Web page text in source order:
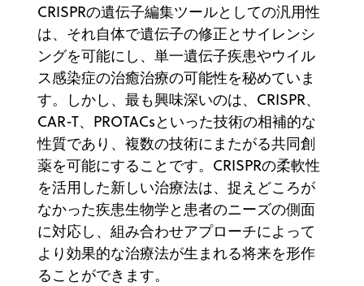
CRISPRの遺伝子編集ツールとしての汎用性
は、それ自体で遺伝子の修正とサイレンシ
ングを可能にし、単一遺伝子疾患やウイル
ス感染症の治癒治療の可能性を秘めていま
す。しかし、最も興味深いのは、CRISPR、
CAR-T、PROTACsといった技術の相補的な
性質であり、複数の技術にまたがる共同創
薬を可能にすることです。CRISPRの柔軟性
を活用した新しい治療法は、捉えどころが
なかった疾患生物学と患者のニーズの側面
に対応し、組み合わせアプローチによって
より効果的な治療法が生まれる将来を形作
ることができます。